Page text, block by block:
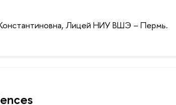
Лицей НИУ ВШЭ – Пермь.